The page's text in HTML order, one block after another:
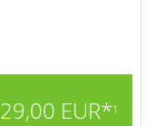
29,00 EUR*1